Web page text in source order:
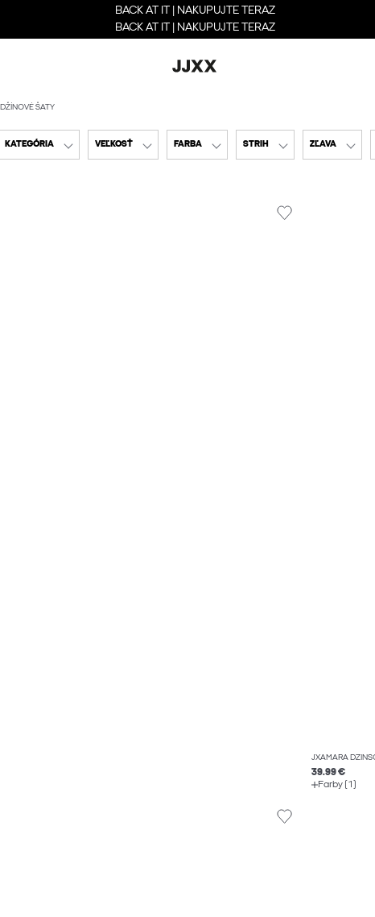
BACK AT IT | NAKUPUJTE TERAZ
BACK AT IT | NAKUPUJTE TERAZ
DŽÍNOVÉ ŠATY
KATEGÓRIA VEĽKOSŤ FARBA STRIH ZĽAVA
JXAMARA
39.99 €
Farby (1)